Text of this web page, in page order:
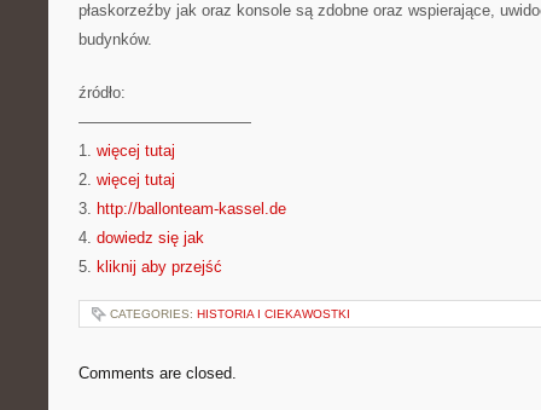
płaskorzeźby jak oraz konsole są zdobne oraz wspierające,
budynków.
źródło:
———————————
1. więcej tutaj
2. więcej tutaj
3. http://ballonteam-kassel.de
4. dowiedz się jak
5. kliknij aby przejść
CATEGORIES: HISTORIA I CIEKAWOSTKI
Comments are closed.